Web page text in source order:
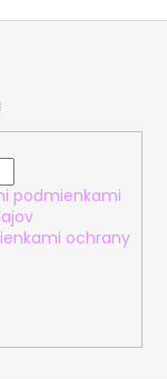
podmienkami
ochrany